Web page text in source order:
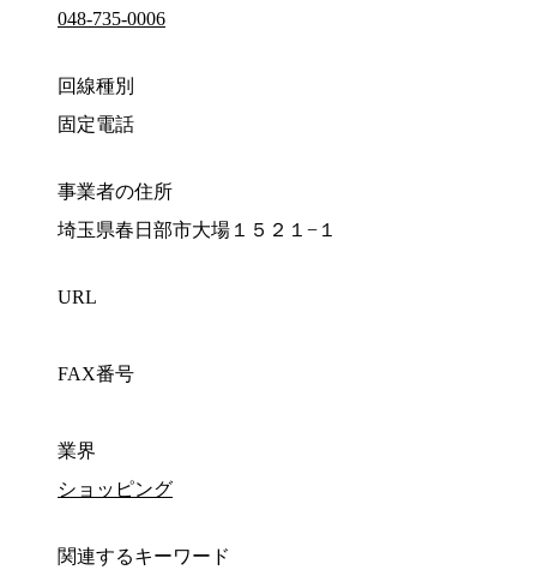
048-735-0006
回線種別
固定電話
事業者の住所
埼玉県春日部市大場１５２１−１
URL
FAX番号
業界
ショッピング
関連するキーワード